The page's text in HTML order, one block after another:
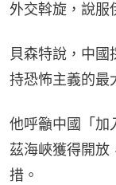
外交斡旋，說服
貝森特說，中
持恐怖主義的最
他呼籲中國「加
茲海峽獲得開放
措。